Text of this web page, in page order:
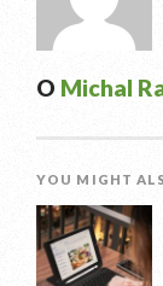
O Michal
YOU MIGHT